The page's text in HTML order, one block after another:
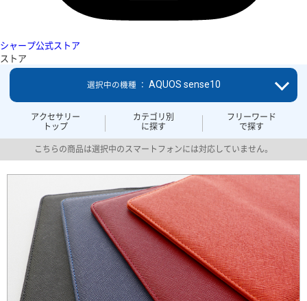
シャープ公式ストア
ストア
アクセサリー
トップ
カテゴリ別
に探す
フリーワード
で探す
選択中の機種 ： AQUOS sense10
こちらの商品は選択中のスマートフォンには対応していません。